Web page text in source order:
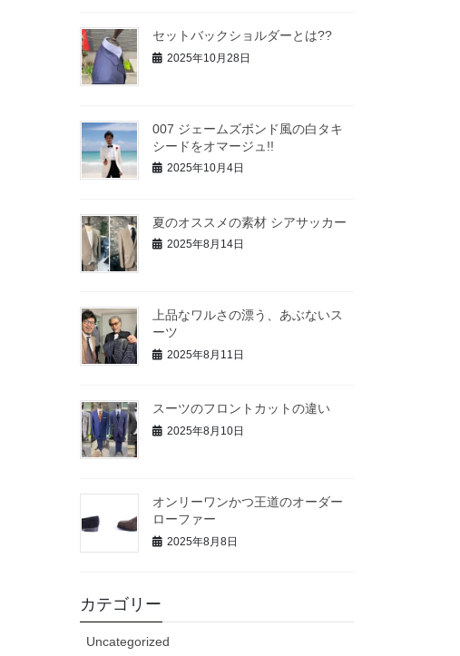
セットバックショルダーとは??
2025年10月28日
007 ジェームズボンド風の白タキ
シードをオマージュ!!
2025年10月4日
夏のオススメの素材 シアサッカー
2025年8月14日
上品なワルさの漂う、あぶないス
ーツ
2025年8月11日
スーツのフロントカットの違い
2025年8月10日
オンリーワンかつ王道のオーダー
ローファー
2025年8月8日
カテゴリー
Uncategorized